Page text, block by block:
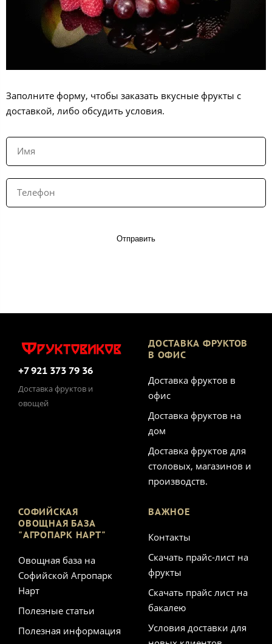
Заполните форму, чтобы заказать вкусные фрукты с
доставкой, либо обсудить условия.
Отправить
+7 921 373 79 36
Доставка фруктов и
овощей
ДОСТАВКА ФРУКТОВ
В ОФИС
Доставка фруктов в
офис
Доставка фруктов на
дом
Доставка фруктов для
столовых, магазинов и
производств.
СОФИЙСКАЯ
ОВОЩНАЯ БАЗА
"АГРОПАРК НАРТ"
Овощная база на
Софийской Агропарк
Нарт
Полезные статьи
Полезная информация
ВАЖНОЕ
Контакты
Скачать прайс-лист на
фрукты
Скачать прайс лист на
бакалею
Условия доставки для